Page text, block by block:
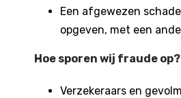
Een afgewezen
opgeven, met een
Hoe sporen wij fraude op?
Verzekeraars en